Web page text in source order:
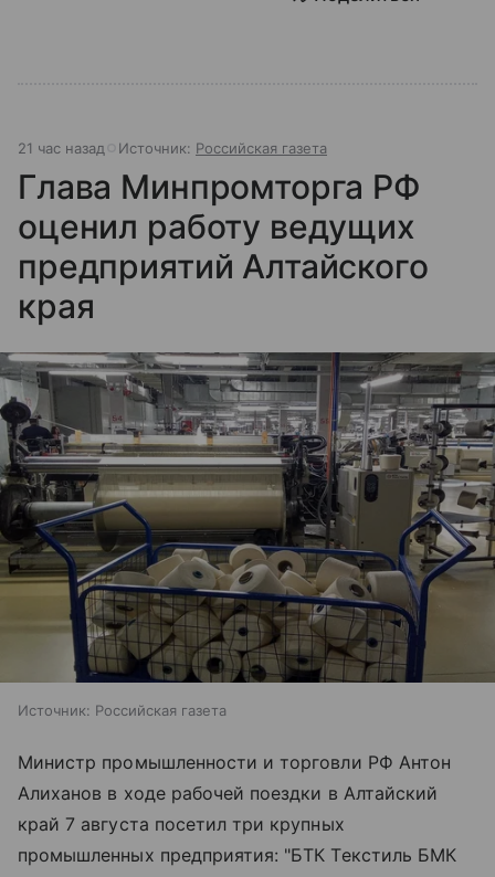
21 час назад Источник: Российская газета
Глава Минпромторга РФ
оценил работу ведущих
предприятий Алтайского
края
Источник: Российская газета
Министр промышленности и торговли РФ Антон
Алиханов в ходе рабочей поездки в Алтайский
край 7 августа посетил три крупных
промышленных предприятия: "БТК Текстиль БМК